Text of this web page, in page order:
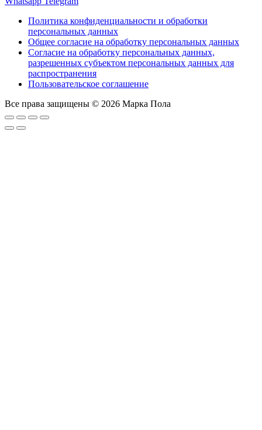
Политика конфиденциальности и обработки
персональных данных
Общее согласие на обработку персональных данных
Согласие на обработку персональных данных,
разрешенных субъектом персональных данных для
распространения
Пользовательское соглашение
Все права защищены © 2026 Марка Пола